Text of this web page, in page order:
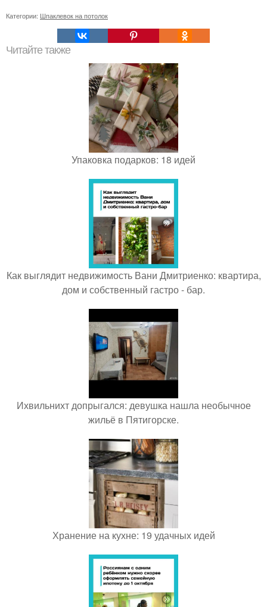
Категории: Шпаклевок на потолок
Читайте также
Упаковка подарков: 18 идей
Как выглядит недвижимость Вани Дмитриенко: квартира,
дом и собственный гастро - бар.
Ихвильнихт допрыгался: девушка нашла необычное
жильё в Пятигорске.
Хранение на кухне: 19 удачных идей